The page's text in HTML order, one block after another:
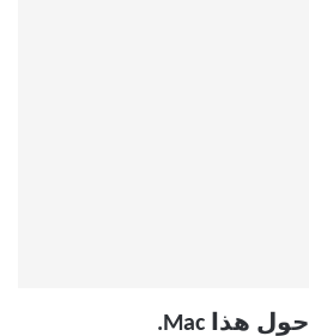
حول هذا Mac.